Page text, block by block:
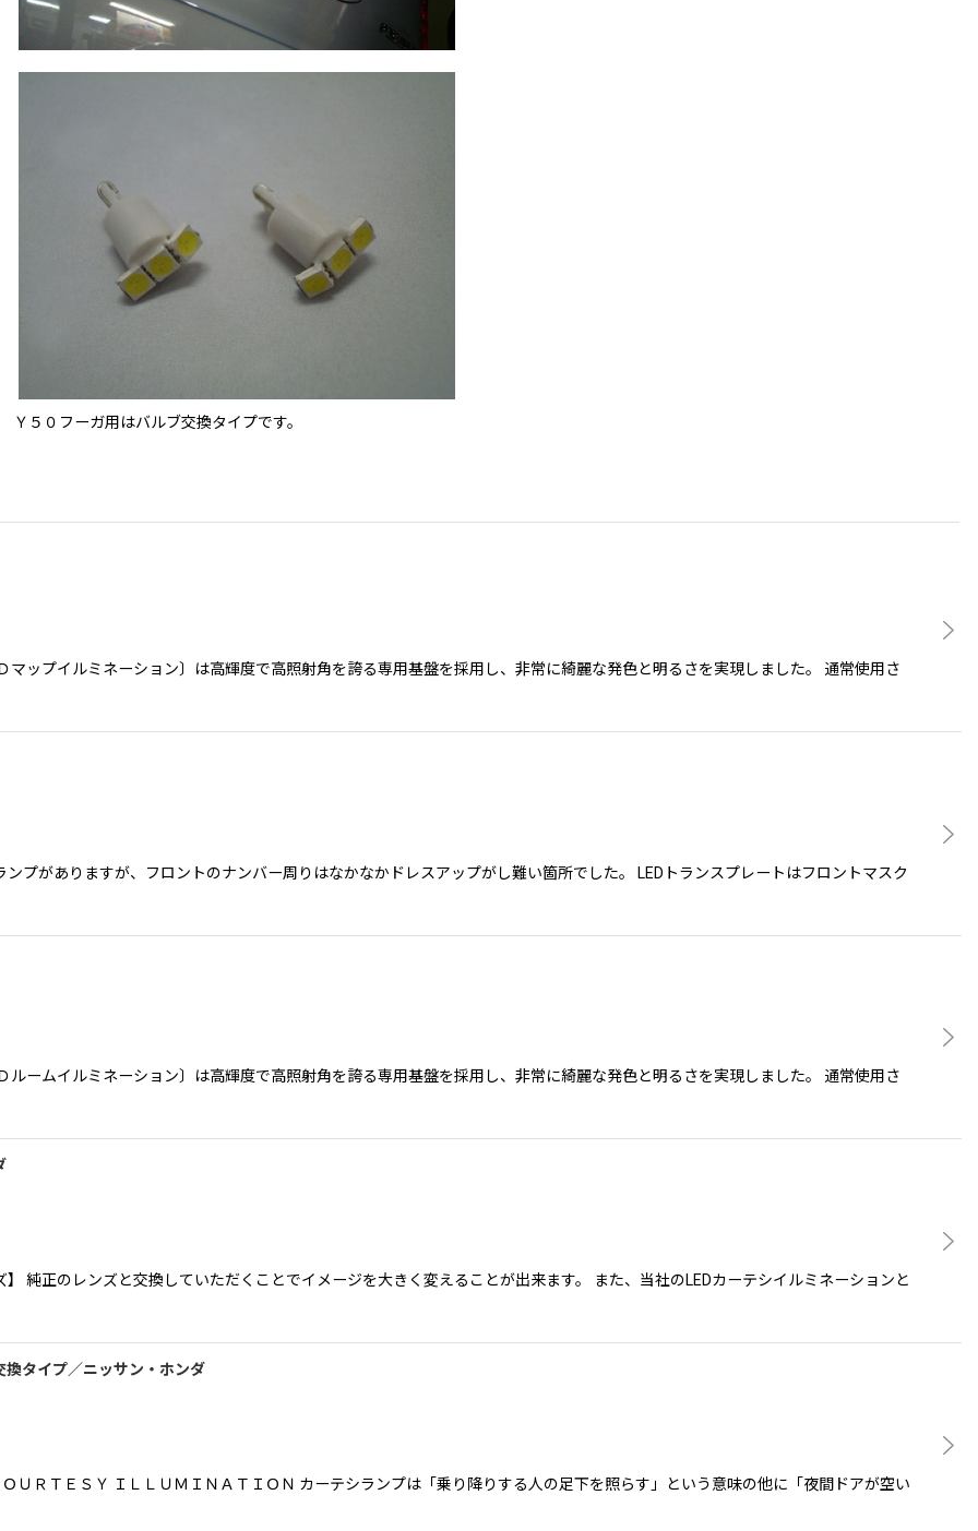
Ｙ５０フーガ用はバルブ交換タイプです。
ップイルミネーション〕は高輝度で高照射角を誇る専用基盤を採用し、非常に綺麗な発色と明るさを実現しました。 通常使用さ
プがありますが、フロントのナンバー周りはなかなかドレスアップがし難い箇所でした。 LEDトランスプレートはフロントマスク
ームイルミネーション〕は高輝度で高照射角を誇る専用基盤を採用し、非常に綺麗な発色と明るさを実現しました。 通常使用さ
純正のレンズと交換していただくことでイメージを大きく変えることが出来ます。 また、当社のLEDカーテシイルミネーションと
タイプ／ニッサン・ホンダ
ＵＲＴＥＳＹ ＩＬＬＵＭＩＮＡＴＩＯＮ カーテシランプは「乗り降りする人の足下を照らす」という意味の他に「夜間ドアが空い